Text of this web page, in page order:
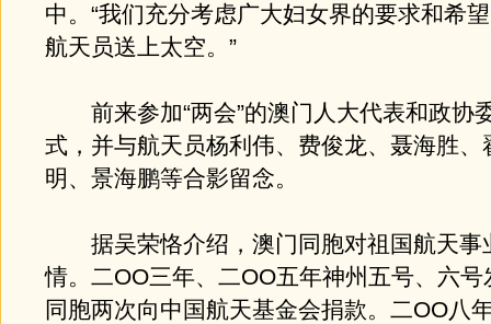
中。“我们充分考虑广大妇女界的要求和希
航天员送上太空。”
前来参加“两会”的澳门人大代表和政协
式，并与航天员杨利伟、费俊龙、聂海胜、
明、景海鹏等合影留念。
据吴荣恪介绍，澳门同胞对祖国航天事
情。二OO三年、二OO五年神州五号、六
同胞两次向中国航天基金会捐款。二OO八